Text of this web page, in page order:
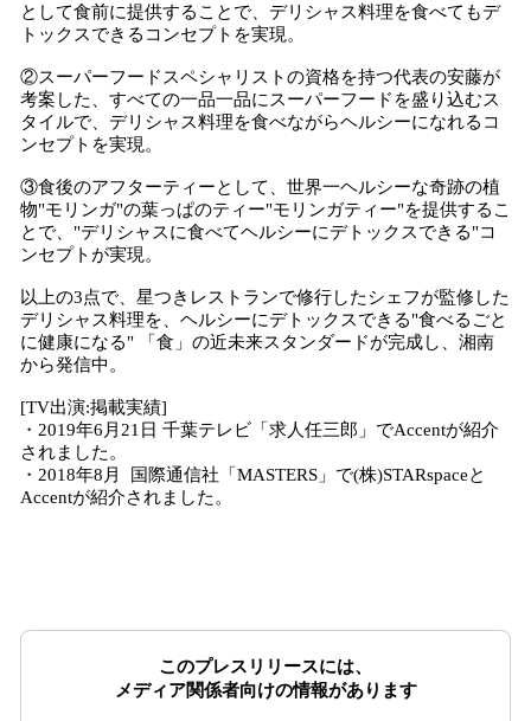
として食前に提供することで、デリシャス料理を食べてもデ
トックスできるコンセプトを実現。
②スーパーフードスペシャリストの資格を持つ代表の安藤が
考案した、すべての一品一品にスーパーフードを盛り込むス
タイルで、デリシャス料理を食べながらヘルシーになれるコ
ンセプトを実現。
③食後のアフターティーとして、世界一ヘルシーな奇跡の植
物"モリンガ"の葉っぱのティー"モリンガティー"を提供するこ
とで、"デリシャスに食べてヘルシーにデトックスできる"コ
ンセプトが実現。
以上の3点で、星つきレストランで修行したシェフが監修した
デリシャス料理を、ヘルシーにデトックスできる"食べるごと
に健康になる" 「食」の近未来スタンダードが完成し、湘南
から発信中。
[TV出演:掲載実績]
・2019年6月21日 千葉テレビ「求人任三郎」でAccentが紹介
されました。
・2018年8月 国際通信社「MASTERS」で(株)STARspaceと
Accentが紹介されました。
このプレスリリースには、
メディア関係者向けの情報があります